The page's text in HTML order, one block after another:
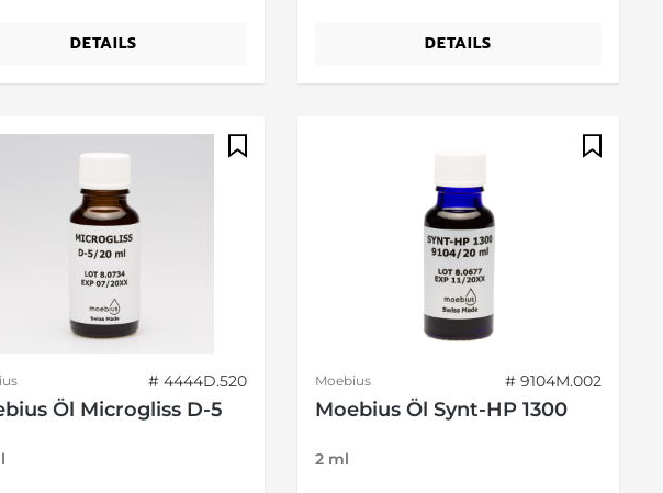
DETAILS DETAILS
# 4444D.520
Öl Microgliss D-5
Moebius # 9104M.002
Moebius Öl Synt-HP 1300
2 ml